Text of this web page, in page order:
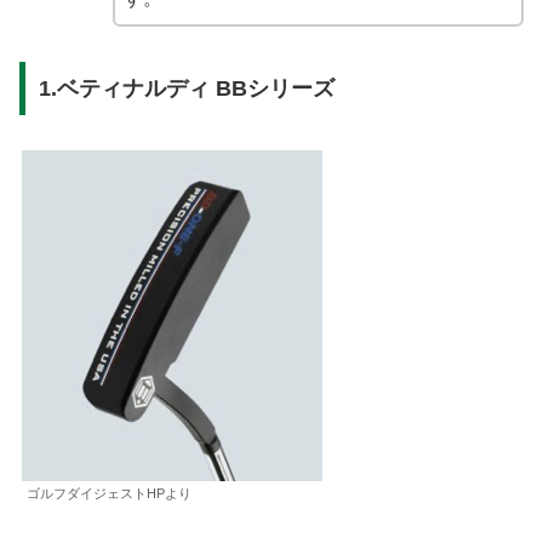
1.ベティナルディ BBシリーズ
ゴルフダイジェストHPより